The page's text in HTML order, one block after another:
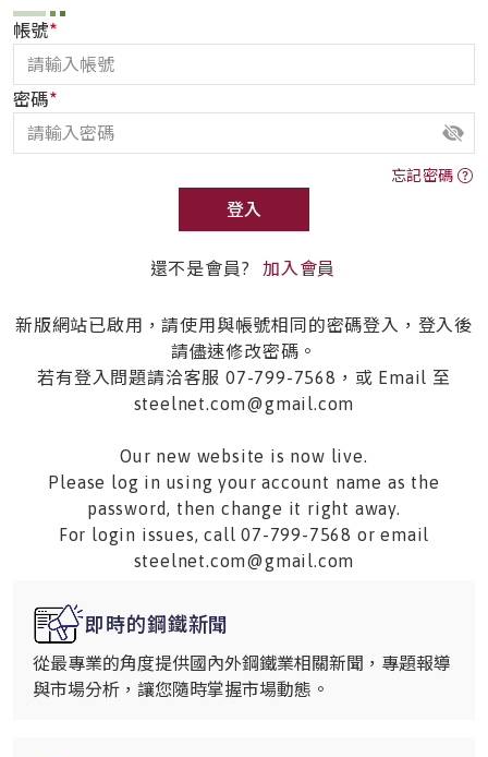
帳號*
密碼*
忘記密碼
登入
還不是會員? 加入會員
新版網站已啟用，請使用與帳號相同的密碼登入，登入後
請儘速修改密碼。
若有登入問題請洽客服 07-799-7568，或 Email 至
steelnet.com@gmail.com
Our new website is now live.
Please log in using your account name as the
password, then change it right away.
For login issues, call 07-799-7568 or email
steelnet.com@gmail.com
即時的鋼鐵新聞
從最專業的角度提供國內外鋼鐵業相關新聞，專題報導
與市場分析，讓您隨時掌握市場動態。